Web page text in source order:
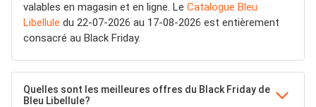
valables en magasin et en ligne. Le Catalogue Bleu
Libellule du 22-07-2026 au 17-08-2026 est entièrement
consacré au Black Friday.
Quelles sont les meilleures offres du Black Friday de
Bleu Libellule?